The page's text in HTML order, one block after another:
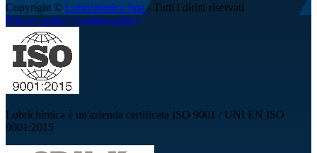
Copyright © Lubrichimica Spa- Tutti i diritti riservati
Privacy policy Cookies policy
Lubrichimica è un'azienda certificata ISO 9001 / UNI EN ISO
9001:2015